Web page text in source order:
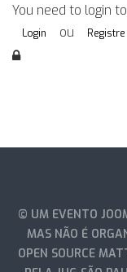
You need to login
Login ou
© UM EVENTO
MAS NÃO É
OPEN SOURCE